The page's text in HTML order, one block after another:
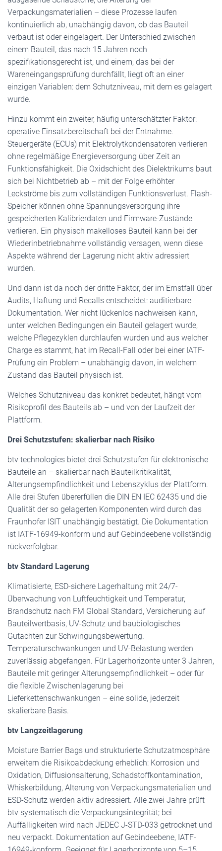
Verpackungsmaterialien – diese Prozesse laufen
kontinuierlich ab, unabhängig davon, ob das Bauteil
verbaut ist oder eingelagert. Der Unterschied zwischen
einem Bauteil, das nach 15 Jahren noch
spezifikationsgerecht ist, und einem, das bei der
Wareneingangsprüfung durchfällt, liegt oft an einer
einzigen Variablen: dem Schutzniveau, mit dem es gelagert
wurde.
Hinzu kommt ein zweiter, häufig unterschätzter Faktor:
operative Einsatzbereitschaft bei der Entnahme.
Steuergeräte (ECUs) mit Elektrolytkondensatoren verlieren
ohne regelmäßige Energieversorgung über Zeit an
Funktionsfähigkeit. Die Oxidschicht des Dielektrikums baut
sich bei Nichtbetrieb ab – mit der Folge erhöhter
Leckströme bis zum vollständigen Funktionsverlust. Flash-
Speicher können ohne Spannungsversorgung ihre
gespeicherten Kalibrierdaten und Firmware-Zustände
verlieren. Ein physisch makelloses Bauteil kann bei der
Wiederinbetriebnahme vollständig versagen, wenn diese
Aspekte während der Lagerung nicht aktiv adressiert
wurden.
Und dann ist da noch der dritte Faktor, der im Ernstfall über
Audits, Haftung und Recalls entscheidet: auditierbare
Dokumentation. Wer nicht lückenlos nachweisen kann,
unter welchen Bedingungen ein Bauteil gelagert wurde,
welche Pflegezyklen durchlaufen wurden und aus welcher
Charge es stammt, hat im Recall-Fall oder bei einer IATF-
Prüfung ein Problem – unabhängig davon, in welchem
Zustand das Bauteil physisch ist.
Welches Schutzniveau das konkret bedeutet, hängt vom
Risikoprofil des Bauteils ab – und von der Laufzeit der
Plattform.
Drei Schutzstufen: skalierbar nach Risiko
btv technologies bietet drei Schutzstufen für elektronische
Bauteile an – skalierbar nach Bauteilkritikalität,
Alterungsempfindlichkeit und Lebenszyklus der Plattform.
Alle drei Stufen übererfüllen die DIN EN IEC 62435 und die
Qualität der so gelagerten Komponenten wird durch das
Fraunhofer ISIT unabhängig bestätigt. Die Dokumentation
ist IATF-16949-konform und auf Gebindeebene vollständig
rückverfolgbar.
btv Standard Lagerung
Klimatisierte, ESD-sichere Lagerhaltung mit 24/7-
Überwachung von Luftfeuchtigkeit und Temperatur,
Brandschutz nach FM Global Standard, Versicherung auf
Bauteilwertbasis, UV-Schutz und baubiologisches
Gutachten zur Schwingungsbewertung.
Temperaturschwankungen und UV-Belastung werden
zuverlässig abgefangen. Für Lagerhorizonte unter 3 Jahren,
Bauteile mit geringer Alterungsempfindlichkeit – oder für
die flexible Zwischenlagerung bei
Lieferkettenschwankungen – eine solide, jederzeit
skalierbare Basis.
btv Langzeitlagerung
Moisture Barrier Bags und strukturierte Schutzatmosphäre
erweitern die Risikoabdeckung erheblich: Korrosion und
Oxidation, Diffusionsalterung, Schadstoffkontamination,
Whiskerbildung, Alterung von Verpackungsmaterialien und
ESD-Schutz werden aktiv adressiert. Alle zwei Jahre prüft
btv systematisch die Verpackungsintegrität; bei
Auffälligkeiten wird nach JEDEC J-STD-033 getrocknet und
neu verpackt. Dokumentation auf Gebindeebene, IATF-